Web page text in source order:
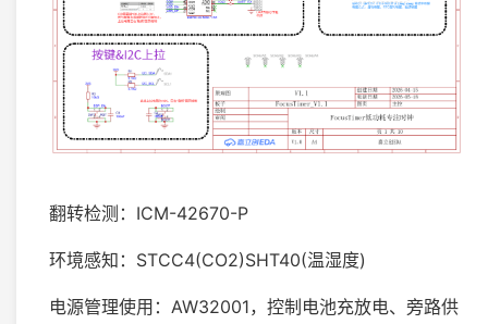
翻转检测：ICM-42670-P
环境感知：STCC4(CO2)SHT40(温湿度)
电源管理使用：AW32001，控制电池充放电、旁路供